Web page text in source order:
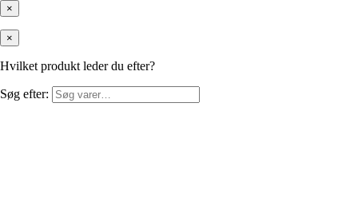
×
×
Hvilket produkt leder du efter?
Søg efter: